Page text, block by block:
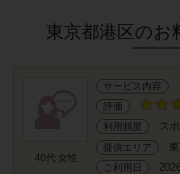
東京都港区のお
40代 女性
サービス内容
評価
利用頻度
ス
提供エリア
ご利用日